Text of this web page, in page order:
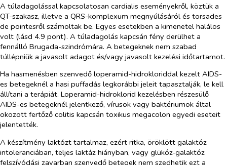
A túladagolással kapcsolatosan cardialis eseményekről, köztük a
QT-szakasz, illetve a QRS-komplexum megnyúlásáról és torsades
de pointesről számoltak be. Egyes esetekben a kimenetel halálos
volt (lásd 4.9 pont). A túladagolás kapcsán fény derülhet a
fennálló Brugada-szindrómára. A betegeknek nem szabad
túllépniük a javasolt adagot és/vagy javasolt kezelési időtartamot.
Ha hasmenésben szenvedő loperamid-hidrokloriddal kezelt AIDS-
es betegeknél a hasi puffadás legkorábbi jeleit tapasztalják, le kell
állítani a terápiát. Loperamid-hidroklorid kezelésben részesülő
AIDS-es betegeknél jelentkező, vírusok vagy baktériumok által
okozott fertőző colitis kapcsán toxikus megacolon egyedi eseteit
jelentették.
A készítmény laktózt tartalmaz, ezért ritka, öröklött galaktóz
intoleranciában, teljes laktáz hiányban, vagy glükóz-galaktóz
felszívódási zavarban szenvedő betegek nem szedhetik ezt a